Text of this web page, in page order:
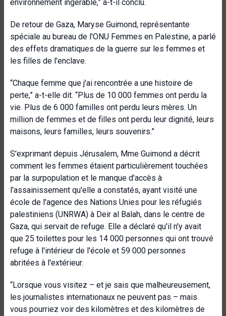
environnement ingérable,” a-t-il conclu.
De retour de Gaza, Maryse Guimond, représentante
spéciale au bureau de l'ONU Femmes en Palestine, a parlé
des effets dramatiques de la guerre sur les femmes et
les filles de l'enclave.
“Chaque femme que j'ai rencontrée a une histoire de
perte,” a-t-elle dit. “Plus de 10 000 femmes ont perdu la
vie. Plus de 6 000 familles ont perdu leurs mères. Un
million de femmes et de filles ont perdu leur dignité, leurs
maisons, leurs familles, leurs souvenirs.”
S'exprimant depuis Jérusalem, Mme Guimond a décrit
comment les femmes étaient particulièrement touchées
par la surpopulation et le manque d'accès à
l'assainissement qu'elle a constatés, ayant visité une
école de l'agence des Nations Unies pour les réfugiés
palestiniens (UNRWA) à Deir al Balah, dans le centre de
Gaza, qui servait de refuge. Elle a déclaré qu'il n'y avait
que 25 toilettes pour les 14 000 personnes qui ont trouvé
refuge à l'intérieur de l'école et 59 000 personnes
abritées à l'extérieur.
“Lorsque vous visitez – et je sais que malheureusement,
les journalistes internationaux ne peuvent pas – mais
vous pourriez voir des kilomètres et des kilomètres de